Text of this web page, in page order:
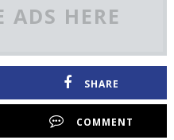
ADS HERE
SHARE
COMMENT